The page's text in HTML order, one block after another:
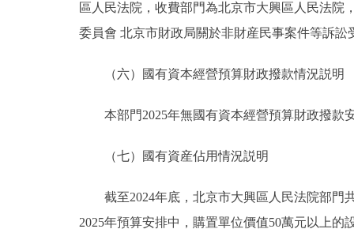
區人民法院，收費部門為北京市大興區人民法院
委員會 北京市財政局關於非財産民事案件等訴訟
（六）國有資本經營預算財政撥款情況説明
本部門2025年無國有資本經營預算財政撥款
（七）國有資産佔用情況説明
截至2024年底，北京市大興區人民法院部門共
2025年預算安排中，購置單位價值50萬元以上的